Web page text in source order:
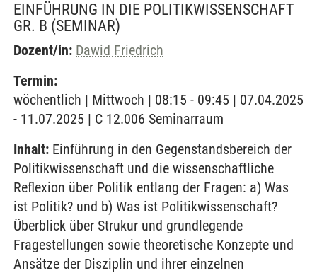
EINFÜHRUNG IN DIE POLITIKWISSENSCHAFT
GR. B (SEMINAR)
Dozent/in: Dawid Friedrich
Termin:
wöchentlich | Mittwoch | 08:15 - 09:45 | 07.04.2025
- 11.07.2025 | C 12.006 Seminarraum
Inhalt: Einführung in den Gegenstandsbereich der
Politikwissenschaft und die wissenschaftliche
Reflexion über Politik entlang der Fragen: a) Was
ist Politik? und b) Was ist Politikwissenschaft?
Überblick über Strukur und grundlegende
Fragestellungen sowie theoretische Konzepte und
Ansätze der Disziplin und ihrer einzelnen